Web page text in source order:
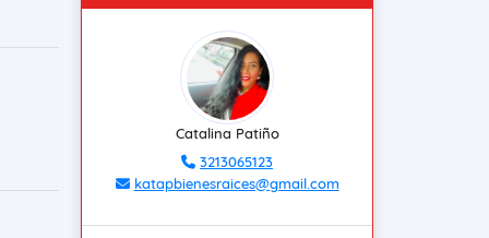
Catalina Patiño
3213065123
katapbienesraices@gmail.com